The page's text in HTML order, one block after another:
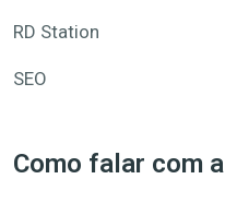
RD Station
SEO
Como falar com